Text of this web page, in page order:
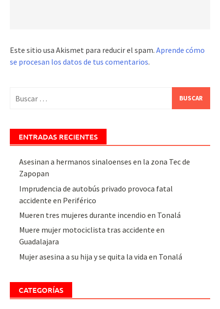
Este sitio usa Akismet para reducir el spam. Aprende cómo
se procesan los datos de tus comentarios.
ENTRADAS RECIENTES
Asesinan a hermanos sinaloenses en la zona Tec de
Zapopan
Imprudencia de autobús privado provoca fatal
accidente en Periférico
Mueren tres mujeres durante incendio en Tonalá
Muere mujer motociclista tras accidente en
Guadalajara
Mujer asesina a su hija y se quita la vida en Tonalá
CATEGORÍAS